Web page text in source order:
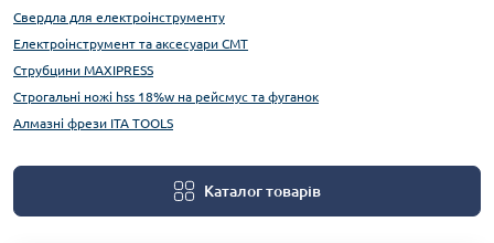
Свердла для електроінструменту
Електроінструмент та аксесуари CMT
Струбцини MAXIPRESS
Строгальні ножі hss 18%w на рейсмус та фуганок
Алмазні фрези ITA TOOLS
Каталог товарів